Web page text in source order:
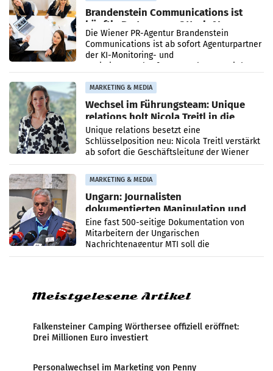
Brandenstein Communications ist
künftig Partner von OtterlyAI
Die Wiener PR-Agentur Brandenstein
Communications ist ab sofort Agenturpartner
der KI-Monitoring- und
Optimierungsplattform OtterlyAI. Damit baut
MARKETING & MEDIA
Wechsel im Führungsteam: Unique
relations holt Nicola Treitl in die
Geschäftsleitung
Unique relations besetzt eine
Schlüsselposition neu: Nicola Treitl verstärkt
ab sofort die Geschäftsleitung der Wiener
PR-Agentur an der Seite von Josef Kalina und
Anna Kalina-Mahr.
MARKETING & MEDIA
Ungarn: Journalisten
dokumentierten Manipulation und
Zensur
Eine fast 500-seitige Dokumentation von
Mitarbeitern der Ungarischen
Nachrichtenagentur MTI soll die
systematische Nachrichten-Manipulation und
Meistgelesene Artikel
Falkensteiner Camping Wörthersee offiziell eröffnet:
Drei Millionen Euro investiert
Personalwechsel im Marketing von Penny